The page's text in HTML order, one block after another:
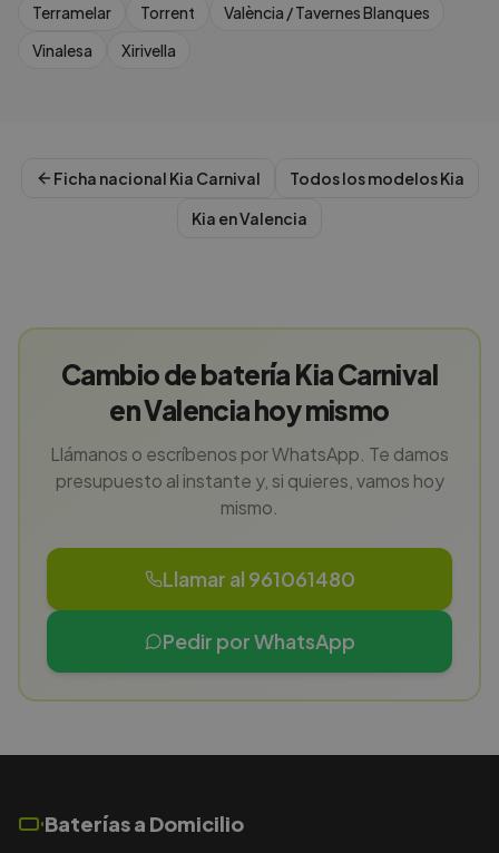
Terramelar
Torrent
València / Tavernes Blanques
Vinalesa
Xirivella
Ficha nacional Kia Carnival Todos los modelosKia
Kia enValencia
Cambio de batería Kia Carnival
en Valencia hoy mismo
Llámanos o escríbenos por WhatsApp. Te damos
presupuesto al instante y, si quieres, vamos hoy
mismo.
Llamar al 961061480
Pedir por WhatsApp
Baterías a Domicilio